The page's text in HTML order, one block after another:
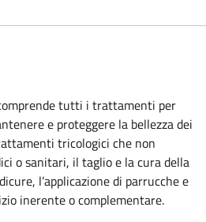
tutti i trattamenti per
e proteggere la bellezza dei
tricologici che non
o sanitari, il taglio e la cura della
l’applicazione di parrucche e
inerente o complementare.